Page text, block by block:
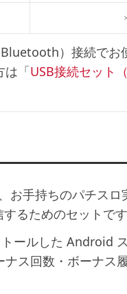
）接続でお
は「USB接続セット（
お手持ちのパチスロ
るためのセットです
ールした Android
ス回数・ボーナス